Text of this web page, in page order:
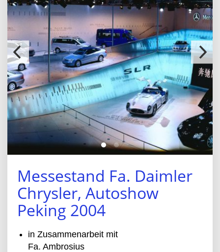
Messestand Fa. Daimler
Chrysler, Autoshow
Peking 2004
in Zusammenarbeit mit
Fa. Ambrosius